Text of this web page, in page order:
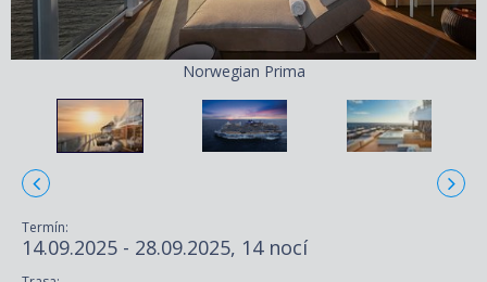
Norwegian Prima
Termín:
14.09.2025 - 28.09.2025, 14 nocí